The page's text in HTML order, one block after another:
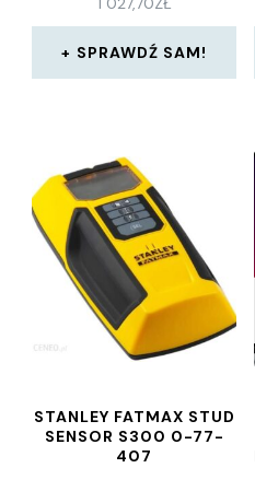
SPRAWDŹ SAM!
STANLEY FATMAX STUD
SENSOR S300 0-77-
407